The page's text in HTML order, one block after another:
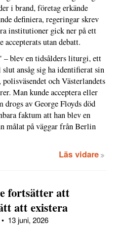
i brand, företag erkände
definiera, regeringar skrev
institutioner gick ner på ett
accepterats utan debatt.
– blev en tidsålders liturgi, ett
ansåg sig ha identifierat sin
och Västerlandets
Man kunde acceptera eller
drogs av George Floyds död
faktum att han blev en
målat på väggar från Berlin
Läs vidare
fortsätter att
att existera
• 13 juni, 2026